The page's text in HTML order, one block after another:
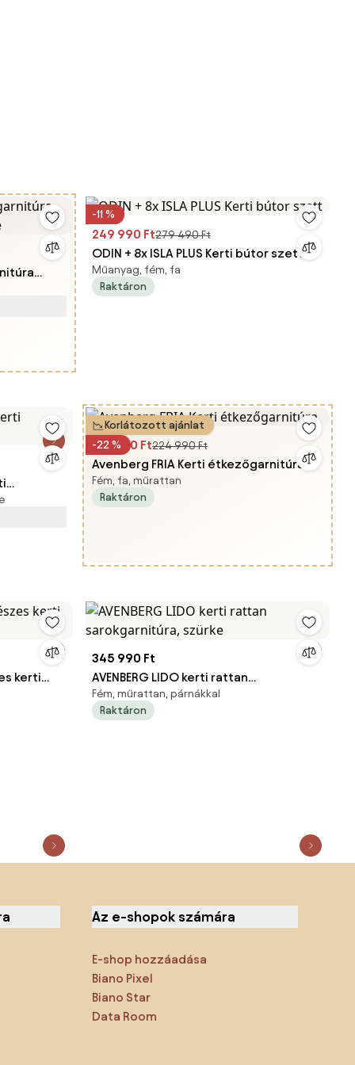
-11 %
249 990 Ft279 490 Ft
ODIN + 8x ISLA PLUS Kerti bútor szett
Műanyag, fém, fa
Raktáron
Korlátozott ajánlat
-22 %
174 990 Ft224 990 Ft
Avenberg FRIA Kerti étkezőgarnitúra
Fém, fa, műrattan
Raktáron
kerti
345 990 Ft
AVENBERG LIDO kerti rattan
sarokgarnitúra, szürke
Fém, műrattan, párnákkal
Raktáron
Az e-shopok számára
E-shop hozzáadása
Biano Pixel
Biano Star
Data Room